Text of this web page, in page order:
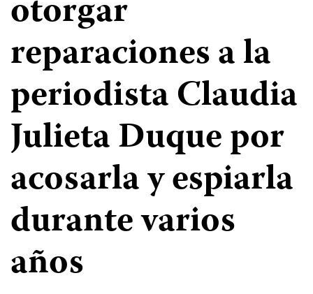
otorgar
reparaciones a la
periodista Claudia
Julieta Duque por
acosarla y espiarla
durante varios
años